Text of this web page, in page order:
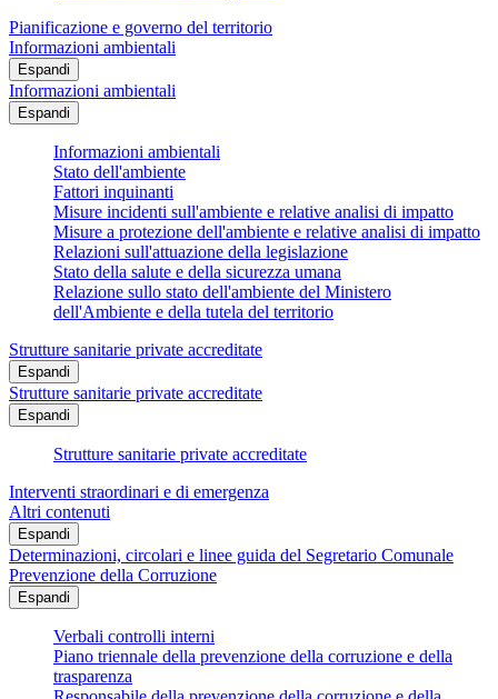
Pianificazione e governo del territorio
Informazioni ambientali
Espandi
Informazioni ambientali
Espandi
Informazioni ambientali
Stato dell'ambiente
Fattori inquinanti
Misure incidenti sull'ambiente e relative analisi di impatto
Misure a protezione dell'ambiente e relative analisi di impatto
Relazioni sull'attuazione della legislazione
Stato della salute e della sicurezza umana
Relazione sullo stato dell'ambiente del Ministero
dell'Ambiente e della tutela del territorio
Strutture sanitarie private accreditate
Espandi
Strutture sanitarie private accreditate
Espandi
Strutture sanitarie private accreditate
Interventi straordinari e di emergenza
Altri contenuti
Espandi
Determinazioni, circolari e linee guida del Segretario Comunale
Prevenzione della Corruzione
Espandi
Verbali controlli interni
Piano triennale della prevenzione della corruzione e della
trasparenza